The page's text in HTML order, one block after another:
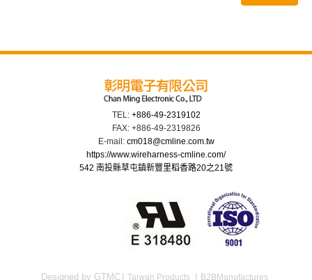
TEL: +886-49-2319102
FAX: +886-49-2319826
E-mail: cm018@cmline.com.tw
https://www.wireharness-cmline.com/
542 南投縣草屯鎮新豐里稻香路20之21號
Designed by GTMC Taiwan Products B2BManufactures